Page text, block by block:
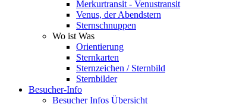
Merkurtransit - Venustransit
Venus, der Abendstern
Sternschnuppen
Wo ist Was
Orientierung
Sternkarten
Sternzeichen / Sternbild
Sternbilder
Besucher-Info
Besucher Infos Übersicht